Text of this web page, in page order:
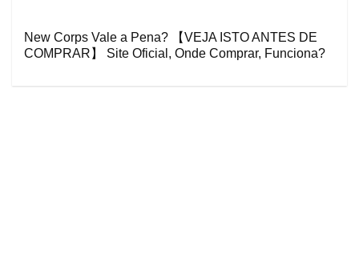
New Corps Vale a Pena? 【VEJA ISTO ANTES DE
COMPRAR】 Site Oficial, Onde Comprar, Funciona?